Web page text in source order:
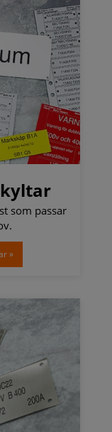
som passar
»